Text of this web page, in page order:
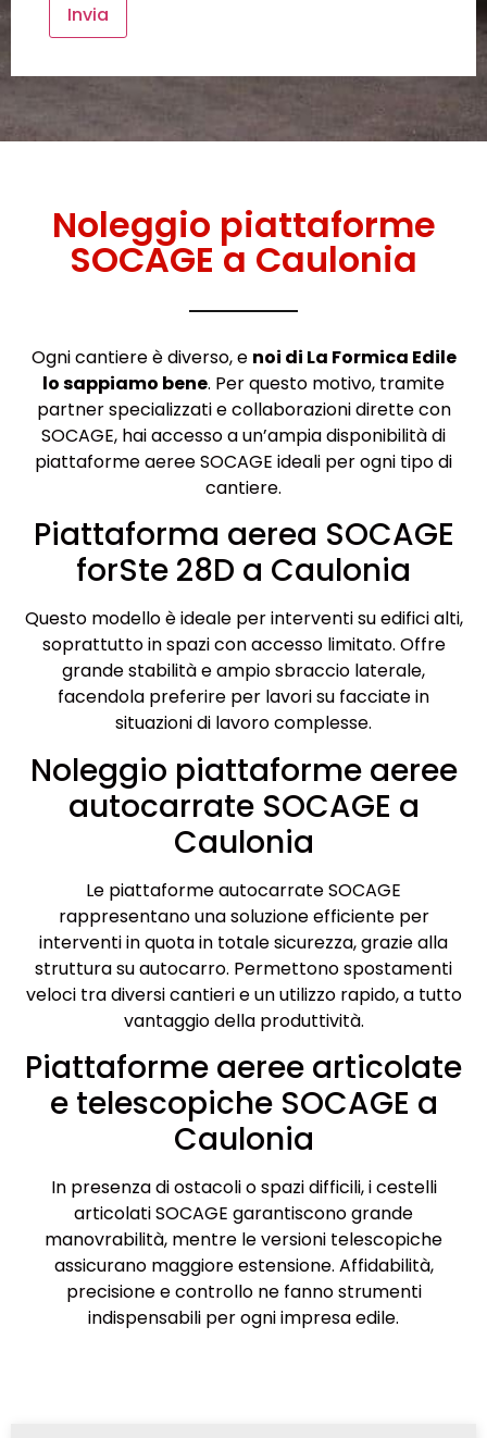
Noleggio piattaforme
SOCAGE a Caulonia
Ogni cantiere è diverso, e noi di La Formica Edile
lo sappiamo bene. Per questo motivo, tramite
partner specializzati e collaborazioni dirette con
SOCAGE, hai accesso a un’ampia disponibilità di
piattaforme aeree SOCAGE ideali per ogni tipo di
cantiere.
Piattaforma aerea SOCAGE
forSte 28D a Caulonia
Questo modello è ideale per interventi su edifici alti,
soprattutto in spazi con accesso limitato. Offre
grande stabilità e ampio sbraccio laterale,
facendola preferire per lavori su facciate in
situazioni di lavoro complesse.
Noleggio piattaforme aeree
autocarrate SOCAGE a
Caulonia
Le piattaforme autocarrate SOCAGE
rappresentano una soluzione efficiente per
interventi in quota in totale sicurezza, grazie alla
struttura su autocarro. Permettono spostamenti
veloci tra diversi cantieri e un utilizzo rapido, a tutto
vantaggio della produttività.
Piattaforme aeree articolate
e telescopiche SOCAGE a
Caulonia
In presenza di ostacoli o spazi difficili, i cestelli
articolati SOCAGE garantiscono grande
manovrabilità, mentre le versioni telescopiche
assicurano maggiore estensione. Affidabilità,
precisione e controllo ne fanno strumenti
indispensabili per ogni impresa edile.